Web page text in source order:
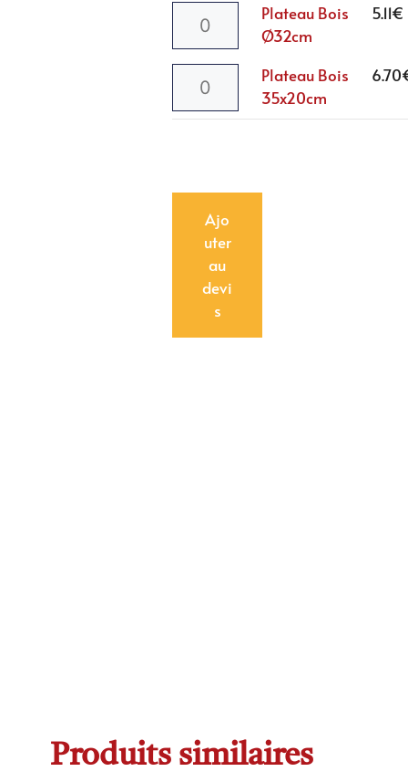
Plateau Bois
Ø32cm
5.11€
Plateau Bois
35x20cm
6.70
Ajo
uter
au
devi
s
Produits similaires